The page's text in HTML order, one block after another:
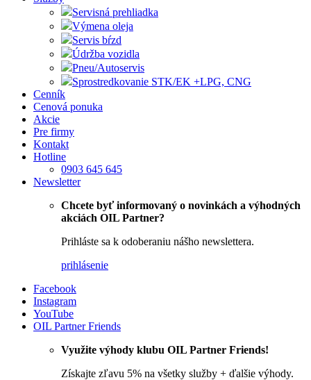
Servisná prehliadka
Výmena oleja
Servis bŕzd
Údržba vozidla
Pneu/Autoservis
Sprostredkovanie STK/EK +LPG, CNG
Cenník
Cenová ponuka
Akcie
Pre firmy
Kontakt
Hotline
0903 645 645
Newsletter
Chcete byť informovaný o novinkách a výhodných
akciách OIL Partner?
Prihláste sa k odoberaniu nášho newslettera.
prihlásenie
Facebook
Instagram
YouTube
OIL Partner Friends
Využite výhody klubu OIL Partner Friends!
Získajte zľavu 5% na všetky služby + ďalšie výhody.